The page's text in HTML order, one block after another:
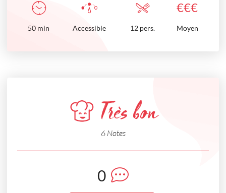
€€€
50 min Accessible 12 pers. Moyen
Très bon
6 Notes
0